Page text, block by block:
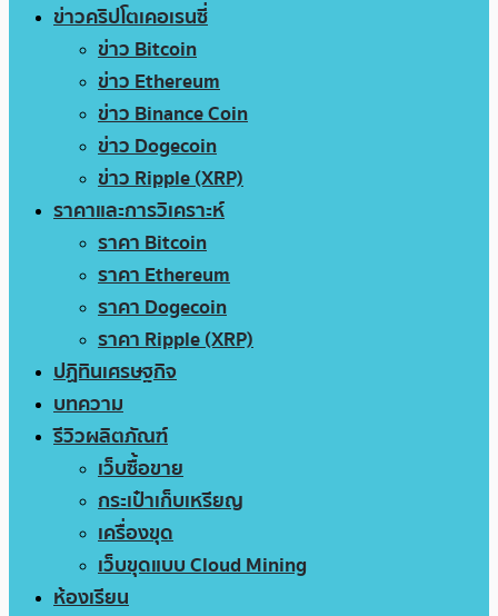
ข่าวคริปโตเคอเรนซี่
ข่าว Bitcoin
ข่าว Ethereum
ข่าว Binance Coin
ข่าว Dogecoin
ข่าว Ripple (XRP)
ราคาและการวิเคราะห์
ราคา Bitcoin
ราคา Ethereum
ราคา Dogecoin
ราคา Ripple (XRP)
ปฏิทินเศรษฐกิจ
บทความ
รีวิวผลิตภัณฑ์
เว็บซื้อขาย
กระเป๋าเก็บเหรียญ
เครื่องขุด
เว็บขุดแบบ Cloud Mining
ห้องเรียน